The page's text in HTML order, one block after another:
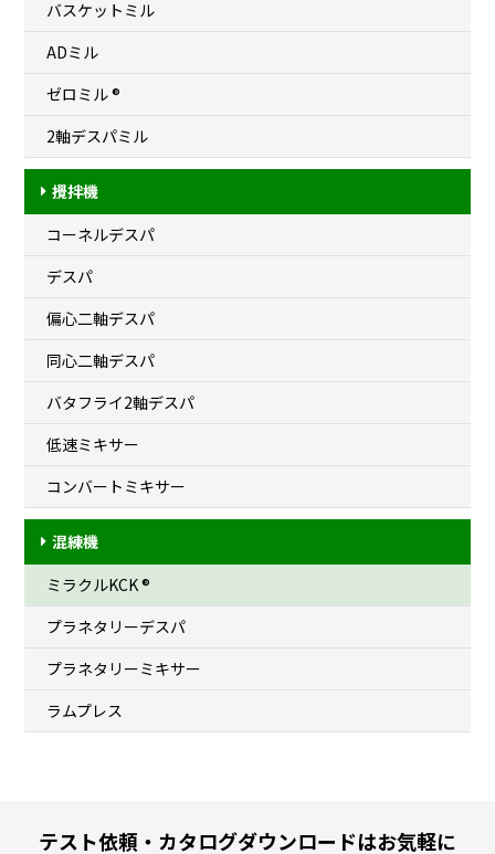
バスケットミル
ADミル
ゼロミル ®
2軸デスパミル
攪拌機
コーネルデスパ
デスパ
偏心二軸デスパ
同心二軸デスパ
バタフライ2軸デスパ
低速ミキサー
コンバートミキサー
混練機
ミラクルKCK ®
プラネタリーデスパ
プラネタリーミキサー
ラムプレス
テスト依頼・カタログダウンロードはお気軽に